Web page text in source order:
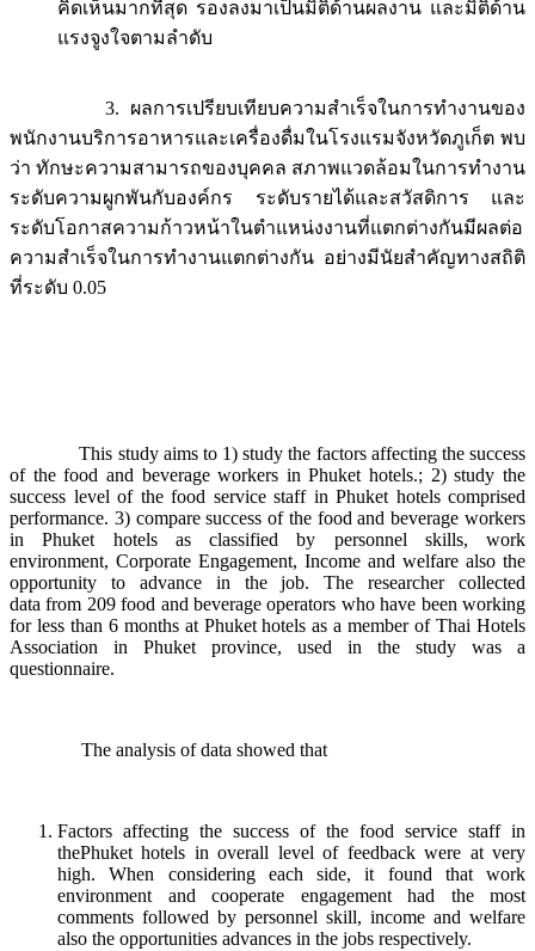
คิดเห็นมากที่สุด รองลงมาเป็นมิติด้านผลงาน และมิติด้าน
แรงจูงใจตามลำดับ
3. ผลการเปรียบเทียบความสำเร็จในการทำงานของ
พนักงานบริการอาหารและเครื่องดื่มในโรงแรมจังหวัดภูเก็ต พบ
ว่า ทักษะความสามารถของบุคคล สภาพแวดล้อมในการทำงาน
ระดับความผูกพันกับองค์กร ระดับรายได้และสวัสดิการ และ
ระดับโอกาสความก้าวหน้าในตำแหน่งงานที่แตกต่างกันมีผลต่อ
ความสำเร็จในการทำงานแตกต่างกัน อย่างมีนัยสำคัญทางสถิติ
ที่ระดับ 0.05
This study aims to 1) study the factors affecting the success
of the food and beverage workers in Phuket hotels.; 2) study the
success level of the food service staff in Phuket hotels comprised
performance. 3) compare success of the food and beverage workers
in Phuket hotels as classified by personnel skills, work
environment, Corporate Engagement, Income and welfare also the
opportunity to advance in the job. The researcher collected
data from 209 food and beverage operators who have been working
for less than 6 months at Phuket hotels as a member of Thai Hotels
Association in Phuket province, used in the study was a
questionnaire.
The analysis of data showed that
Factors affecting the success of the food service staff in
thePhuket hotels in overall level of feedback were at very
high. When considering each side, it found that work
environment and cooperate engagement had the most
comments followed by personnel skill, income and welfare
also the opportunities advances in the jobs respectively.